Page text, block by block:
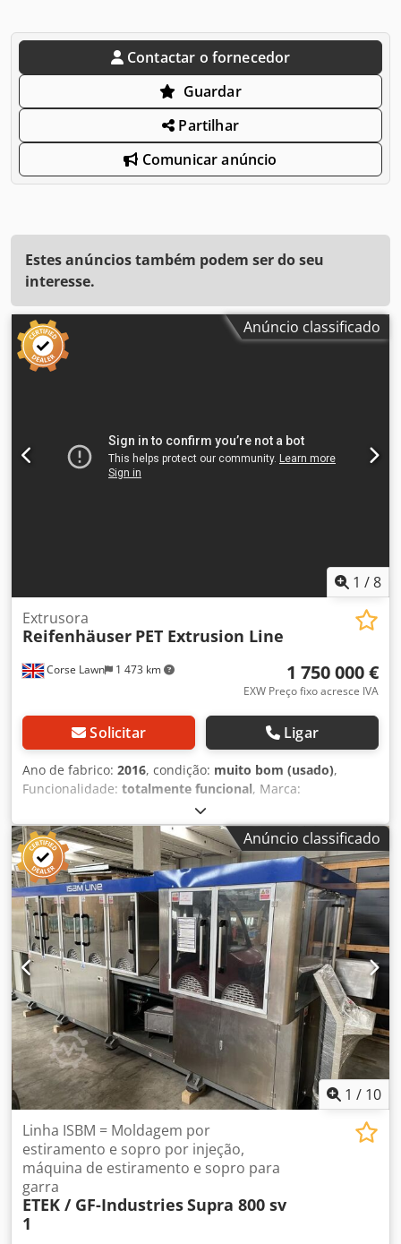
Contactar o fornecedor
Guardar
Partilhar
Comunicar anúncio
Estes anúncios também podem ser do seu
interesse.
Anúncio classificado
1 /8
Corse Lawn 1 473 km
Extrusora
Reifenhäuser PET Extrusion Line
1 750 000 €
EXW Preço fixo acresce IVA
Solicitar Ligar
Ano de fabrico: 2016, condição: muito bom (usado),
Funcionalidade: totalmente funcional, Marca:
Reifenhauser Dedpfx Aovbcbueb Sock Modelo: Mirex-MT-V
1-RZE 120-1800 Ano: 2016 Condição: Excelente Uso: Folha
ou folha de PET / PP / PS PET: Faixa de espessura: 0,25 - 2,2
mm Saída: 2.000 kg/h Largura máxima da folha: 1600 mm
Extrusora: RZE 120 mm Alimentação elétrica: 3 x 480 V 60
Hz com N Largura do rolo de calendário: 1800 mm
Diâmetros do rolo de calendário: 450 / 700 / 700 mm
Largura máxima da folha do banho de silício: 1600 mm
Faixa de espessura da folha do banho de silício: 0,15 - 1,5
mm Enrolador de 4 posições WOB 1800 para enrolamento
de banda dupla incluído. Todos os detalhes estão sujeitos
a alterações e/ou erros. Todos os equipamentos estão
sujeitos à disponibilidade e/ou venda prévia.
Anúncio classificado
1 / 10
Linha ISBM = Moldagem por
estiramento e sopro por injeção,
máquina de estiramento e sopro para
garra
ETEK / GF-IndustriesSupra 800 sv
1